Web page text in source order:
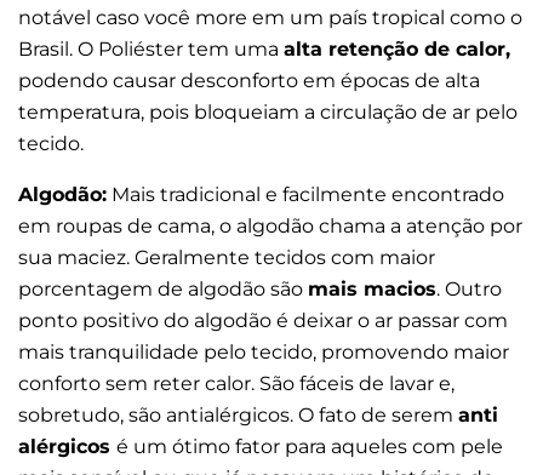
notável caso você more em um país tropical como o
Brasil. O Poliéster tem uma alta retenção de calor,
podendo causar desconforto em épocas de alta
temperatura, pois bloqueiam a circulação de ar pelo
tecido.
Algodão: Mais tradicional e facilmente encontrado
em roupas de cama, o algodão chama a atenção por
sua maciez. Geralmente tecidos com maior
porcentagem de algodão são mais macios. Outro
ponto positivo do algodão é deixar o ar passar com
mais tranquilidade pelo tecido, promovendo maior
conforto sem reter calor. São fáceis de lavar e,
sobretudo, são antialérgicos. O fato de serem anti
alérgicos é um ótimo fator para aqueles com pele